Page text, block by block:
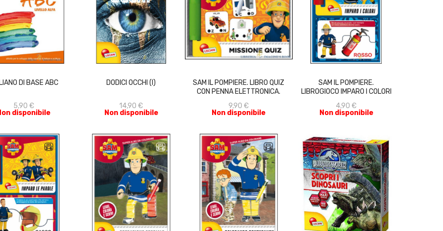
DI BASE ABC
5,90 €
disponibile
ACQUISTA
DODICI OCCHI (I)
14,90 €
Non disponibile
ACQUISTA
SAM IL POMPIERE. LIBRO QUIZ
CON PENNA ELETTRONICA.
9,90 €
Non disponibile
ACQUISTA
SAM IL POMPIERE.
LIBROGIOCO IMPARO I COLORI
4,90 €
Non disponibile
ACQUISTA